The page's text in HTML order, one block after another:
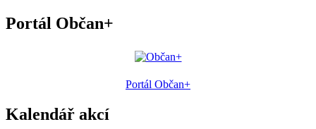
Portál Občan+
Portál Občan+
Kalendář akcí